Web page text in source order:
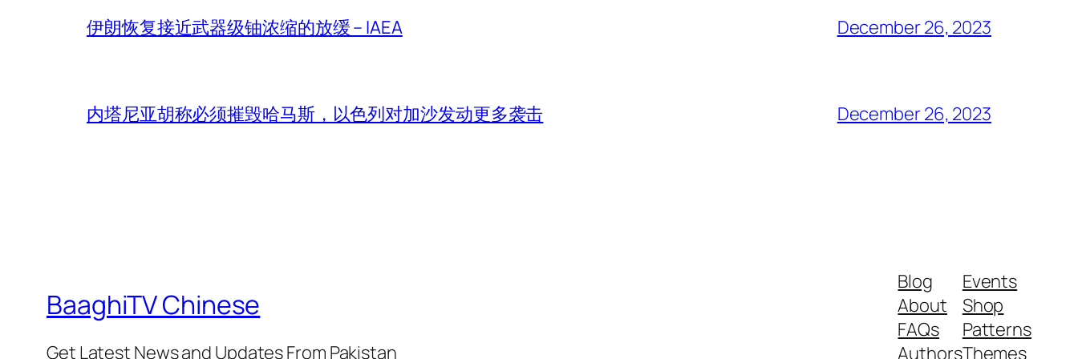
伊朗恢复接近武器级铀浓缩的放缓 – IAEA December 26, 2023
内塔尼亚胡称必须摧毁哈马斯，以色列对加沙发动更多袭击 December 26, 2023
BaaghiTV Chinese
Get Latest News and Updates From Pakistan
Blog
About
FAQs
Authors
Events
Shop
Patterns
Themes